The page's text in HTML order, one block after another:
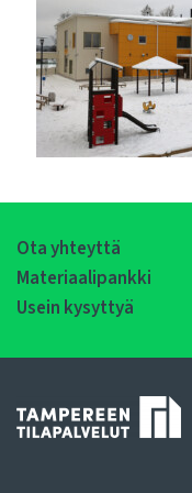
Ota yhteyttä
Materiaalipankki
Usein kysyttyä